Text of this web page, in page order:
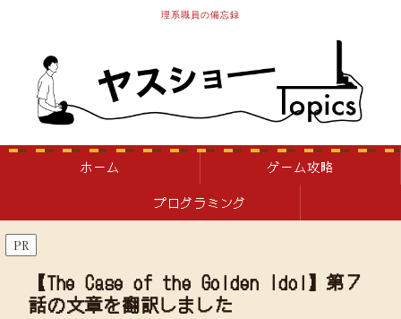
理系職員の備忘録
ホーム
ゲーム攻略
プログラミング
PR
【The Case of the Golden Idol】第７
話の文章を翻訳しました